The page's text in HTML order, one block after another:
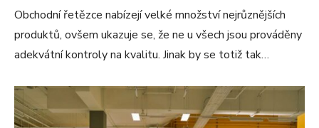
Obchodní řetězce nabízejí velké množství nejrůznějších
produktů, ovšem ukazuje se, že ne u všech jsou prováděny
adekvátní kontroly na kvalitu. Jinak by se totiž tak…